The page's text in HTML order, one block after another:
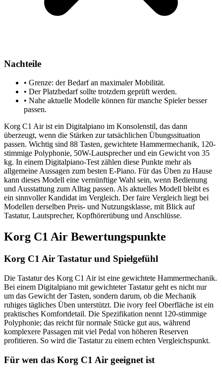
Nachteile
• Grenze: der Bedarf an maximaler Mobilität.
• Der Platzbedarf sollte trotzdem geprüft werden.
• Nahe aktuelle Modelle können für manche Spieler besser
passen.
Korg C1 Air ist ein Digitalpiano im Konsolenstil, das dann
überzeugt, wenn die Stärken zur tatsächlichen Übungssituation
passen. Wichtig sind 88 Tasten, gewichtete Hammermechanik, 120-
stimmige Polyphonie, 50W-Lautsprecher und ein Gewicht von 35
kg. In einem Digitalpiano-Test zählen diese Punkte mehr als
allgemeine Aussagen zum besten E-Piano. Für das Üben zu Hause
kann dieses Modell eine vernünftige Wahl sein, wenn Bedienung
und Ausstattung zum Alltag passen. Als aktuelles Modell bleibt es
ein sinnvoller Kandidat im Vergleich. Der faire Vergleich liegt bei
Modellen derselben Preis- und Nutzungsklasse, mit Blick auf
Tastatur, Lautsprecher, Kopfhörerübung und Anschlüsse.
Korg C1 Air Bewertungspunkte
Korg C1 Air Tastatur und Spielgefühl
Die Tastatur des Korg C1 Air ist eine gewichtete Hammermechanik.
Bei einem Digitalpiano mit gewichteter Tastatur geht es nicht nur
um das Gewicht der Tasten, sondern darum, ob die Mechanik
ruhiges tägliches Üben unterstützt. Die ivory feel Oberfläche ist ein
praktisches Komfortdetail. Die Spezifikation nennt 120-stimmige
Polyphonie; das reicht für normale Stücke gut aus, während
komplexere Passagen mit viel Pedal von höheren Reserven
profitieren. So wird die Tastatur zu einem echten Vergleichspunkt.
Für wen das Korg C1 Air geeignet ist